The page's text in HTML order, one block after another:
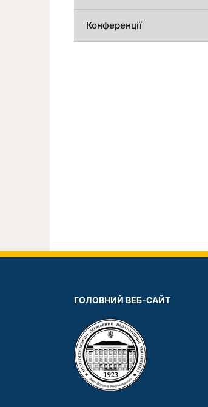
Конференції
ГОЛОВНИЙ ВЕБ-САЙТ